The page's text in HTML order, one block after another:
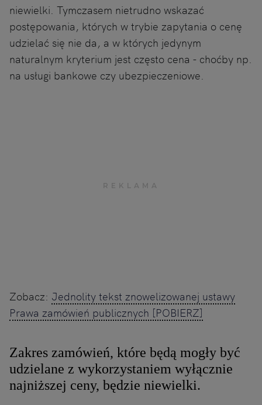
niewielki. Tymczasem nietrudno wskazać
postępowania, których w trybie zapytania o cenę
udzielać się nie da, a w których jedynym
naturalnym kryterium jest często cena - choćby np.
na usługi bankowe czy ubezpieczeniowe.
Zobacz: Jednolity tekst znowelizowanej ustawy
Prawa zamówień publicznych [POBIERZ]
Zakres zamówień, które będą mogły być
udzielane z wykorzystaniem wyłącznie
najniższej ceny, będzie niewielki.